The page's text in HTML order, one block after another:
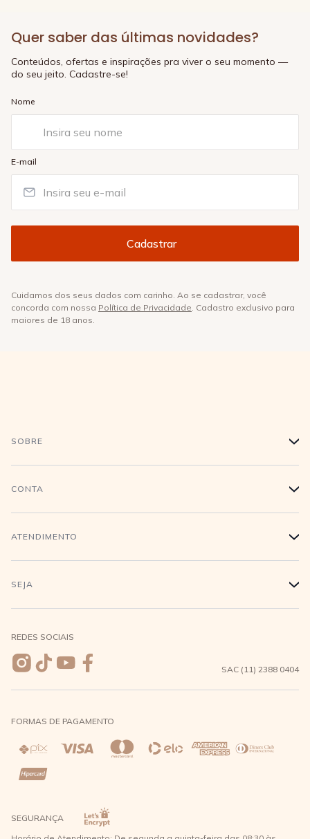
Quer saber das últimas novidades?
Conteúdos, ofertas e inspirações pra viver o seu momento —
do seu jeito. Cadastre-se!
Nome
E-mail
Cuidamos dos seus dados com carinho. Ao se cadastrar, você
concorda com nossa Política de Privacidade. Cadastro exclusivo para
maiores de 18 anos.
SOBRE +
História
Conecte-se
CONTA +
Login
Meus pedidos
Wishlist
ATENDIMENTO +
Compra Segura
Entrega e Frete
Trocas e Devoluções
Direito de Arrependimento
Política de Privacidade
SEJA +
REDES SOCIAIS
SAC (11) 2388 0404
FORMAS DE PAGAMENTO
SEGURANÇA